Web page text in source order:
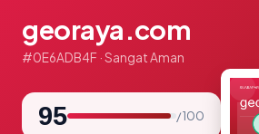
georaya.com
#0E6ADB4F · Sangat Aman
95 / 100